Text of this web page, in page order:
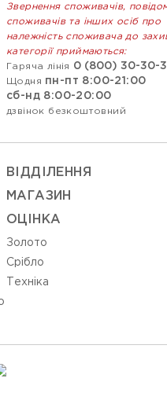
Звернення споживачів,
споживачів та інших осіб про
належність споживача до
категорії приймаються:
Гаряча лінія
0 (800) 30-30-
Щодня пн-пт 8:00-21:00
сб-нд 8:00-20:00
дзвінок безкоштовний
ВIДДIЛЕННЯ
МАГАЗИН
ОЦIНКА
Золото
Срiбло
Технiка